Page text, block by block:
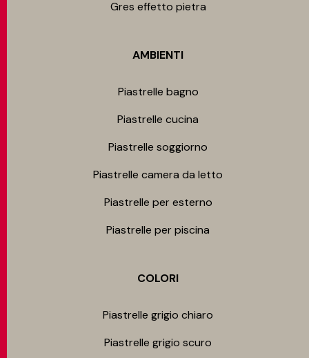
Gres effetto pietra
AMBIENTI
Piastrelle bagno
Piastrelle cucina
Piastrelle soggiorno
Piastrelle camera da letto
Piastrelle per esterno
Piastrelle per piscina
COLORI
Piastrelle grigio chiaro
Piastrelle grigio scuro